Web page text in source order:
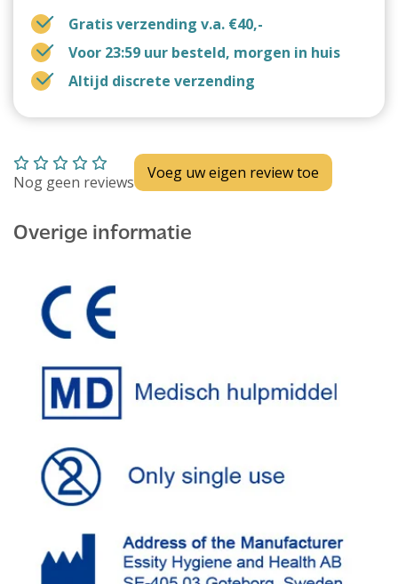
Gratis verzending v.a. €40,-
Voor 23:59 uur besteld, morgen in huis
Altijd discrete verzending
Nog geen reviews Voeg uw eigen review toe
Overige informatie